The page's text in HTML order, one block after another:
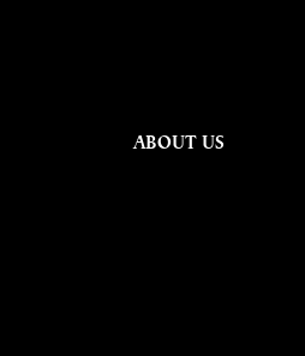
ABOUT US